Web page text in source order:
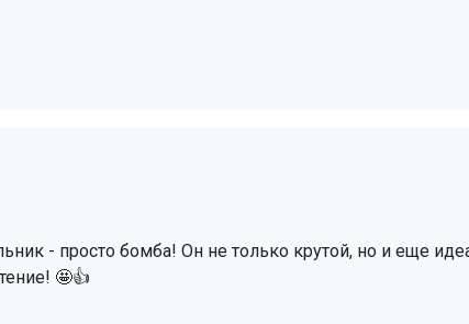
- просто бомба! Он не только крутой, но и еще
🤩👍